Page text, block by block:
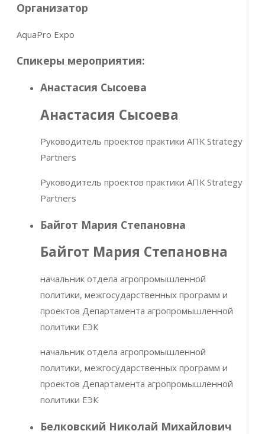
Организатор
AquaPro Expo
Спикеры мероприятия:
Анастасия Сысоева
Анастасия Сысоева
Руководитель проектов практики АПК Strategy
Partners
Руководитель проектов практики АПК Strategy
Partners
Байгот Мария Степановна
Байгот Мария Степановна
начальник отдела агропромышленной
политики, межгосударственных программ и
проектов Департамента агропромышленной
политики ЕЭК
начальник отдела агропромышленной
политики, межгосударственных программ и
проектов Департамента агропромышленной
политики ЕЭК
Белковский Николай Михайлович